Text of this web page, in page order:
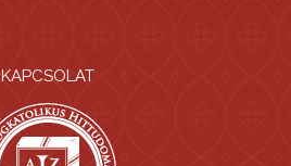
KAPCSOLAT